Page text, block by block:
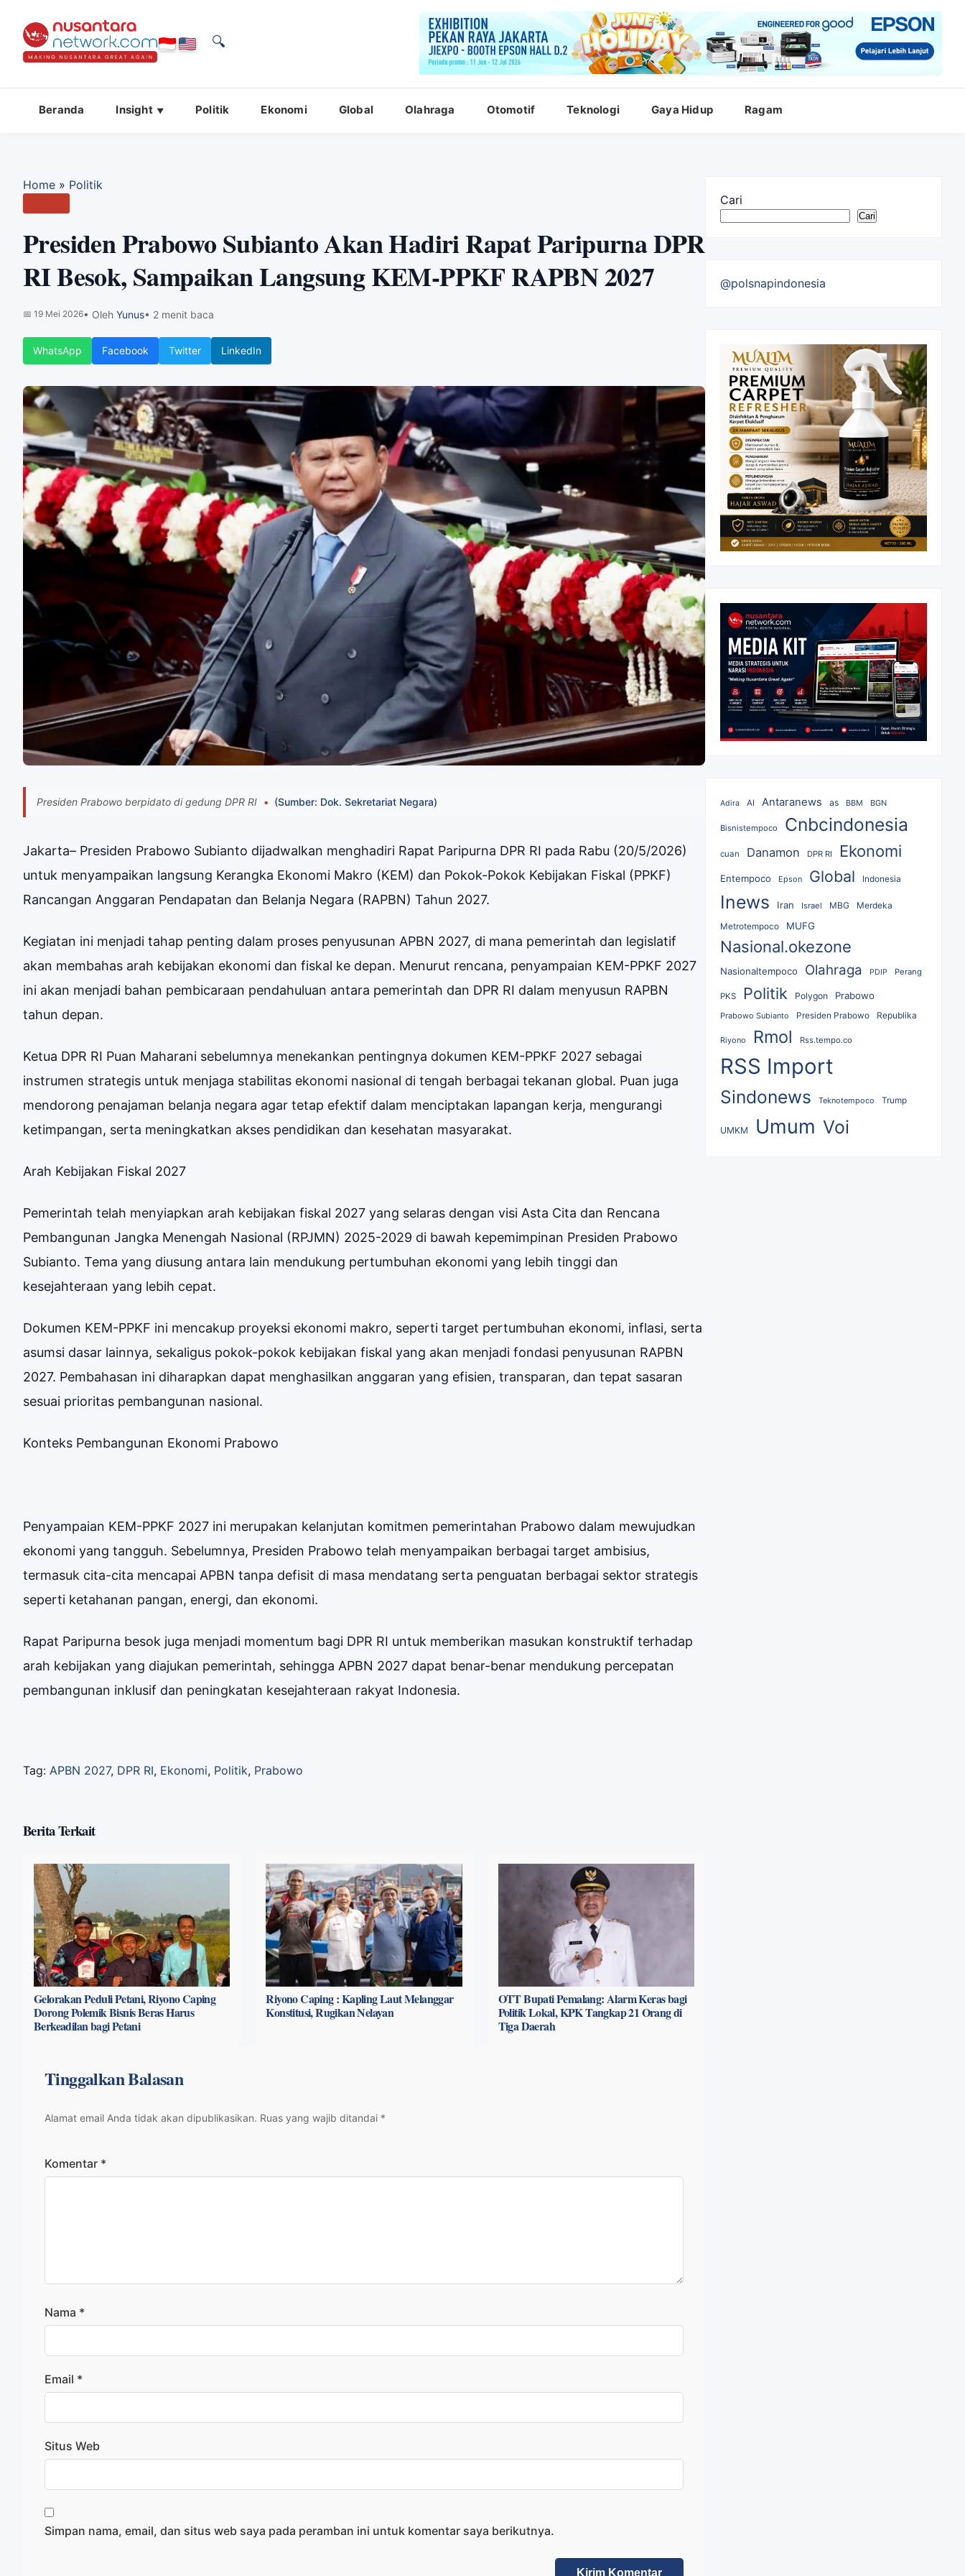
🔍
Beranda Insight Politik Ekonomi Global Olahraga Otomotif Teknologi Gaya Hidup Ragam
Home » Politik
Presiden Prabowo Subianto Akan Hadiri Rapat Paripurna DPR
RI Besok, Sampaikan Langsung KEM-PPKF RAPBN 2027
📅 19 Mei 2026• Oleh Yunus• 2 menit baca
WhatsApp Facebook Twitter LinkedIn
Presiden Prabowo berpidato di gedung DPR RI (Sumber: Dok. Sekretariat Negara)
Jakarta– Presiden Prabowo Subianto dijadwalkan menghadiri Rapat Paripurna DPR RI pada Rabu (20/5/2026)
untuk menyampaikan langsung Kerangka Ekonomi Makro (KEM) dan Pokok-Pokok Kebijakan Fiskal (PPKF)
Rancangan Anggaran Pendapatan dan Belanja Negara (RAPBN) Tahun 2027.
Kegiatan ini menjadi tahap penting dalam proses penyusunan APBN 2027, di mana pemerintah dan legislatif
akan membahas arah kebijakan ekonomi dan fiskal ke depan. Menurut rencana, penyampaian KEM-PPKF 2027
ini akan menjadi bahan pembicaraan pendahuluan antara pemerintah dan DPR RI dalam menyusun RAPBN
tahun depan.
Ketua DPR RI Puan Maharani sebelumnya menekankan pentingnya dokumen KEM-PPKF 2027 sebagai
instrumen strategis untuk menjaga stabilitas ekonomi nasional di tengah berbagai tekanan global. Puan juga
mendorong penajaman belanja negara agar tetap efektif dalam menciptakan lapangan kerja, mengurangi
ketimpangan, serta meningkatkan akses pendidikan dan kesehatan masyarakat.
Arah Kebijakan Fiskal 2027
Pemerintah telah menyiapkan arah kebijakan fiskal 2027 yang selaras dengan visi Asta Cita dan Rencana
Pembangunan Jangka Menengah Nasional (RPJMN) 2025-2029 di bawah kepemimpinan Presiden Prabowo
Subianto. Tema yang diusung antara lain mendukung pertumbuhan ekonomi yang lebih tinggi dan
kesejahteraan yang lebih cepat.
Dokumen KEM-PPKF ini mencakup proyeksi ekonomi makro, seperti target pertumbuhan ekonomi, inflasi, serta
asumsi dasar lainnya, sekaligus pokok-pokok kebijakan fiskal yang akan menjadi fondasi penyusunan RAPBN
2027. Pembahasan ini diharapkan dapat menghasilkan anggaran yang efisien, transparan, dan tepat sasaran
sesuai prioritas pembangunan nasional.
Konteks Pembangunan Ekonomi Prabowo
Penyampaian KEM-PPKF 2027 ini merupakan kelanjutan komitmen pemerintahan Prabowo dalam mewujudkan
ekonomi yang tangguh. Sebelumnya, Presiden Prabowo telah menyampaikan berbagai target ambisius,
termasuk cita-cita mencapai APBN tanpa defisit di masa mendatang serta penguatan berbagai sektor strategis
seperti ketahanan pangan, energi, dan ekonomi.
Rapat Paripurna besok juga menjadi momentum bagi DPR RI untuk memberikan masukan konstruktif terhadap
arah kebijakan yang diajukan pemerintah, sehingga APBN 2027 dapat benar-benar mendukung percepatan
pembangunan inklusif dan peningkatan kesejahteraan rakyat Indonesia.
Tag: APBN 2027, DPR RI, Ekonomi, Politik, Prabowo
Berita Terkait
Gelorakan Peduli Petani, Riyono Caping
Dorong Polemik Bisnis Beras Harus
Berkeadilan bagi Petani
Riyono Caping : Kapling Laut Melanggar
Konstitusi, Rugikan Nelayan
OTT Bupati Pemalang: Alarm Keras bagi
Politik Lokal, KPK Tangkap 21 Orang di
Tiga Daerah
Tinggalkan Balasan
Alamat email Anda tidak akan dipublikasikan. Ruas yang wajib ditandai *
Komentar *
Nama *
Email *
Situs Web
Simpan nama, email, dan situs web saya pada peramban ini untuk komentar saya berikutnya.
Cari
Cari
@polsnapindonesia
Adira AI Antaranews as BBM BGN
Bisnistempoco Cnbcindonesia
cuan Danamon DPR RI Ekonomi
Entempoco Epson Global Indonesia
Inews Iran Israel MBG Merdeka
Metrotempoco MUFG
Nasional.okezone
Nasionaltempoco Olahraga PDIP Perang
PKS Politik Polygon Prabowo
Prabowo Subianto Presiden Prabowo Republika
Riyono Rmol Rss.tempo.co
RSS Import
Sindonews Teknotempoco Trump
UMKM Umum Voi